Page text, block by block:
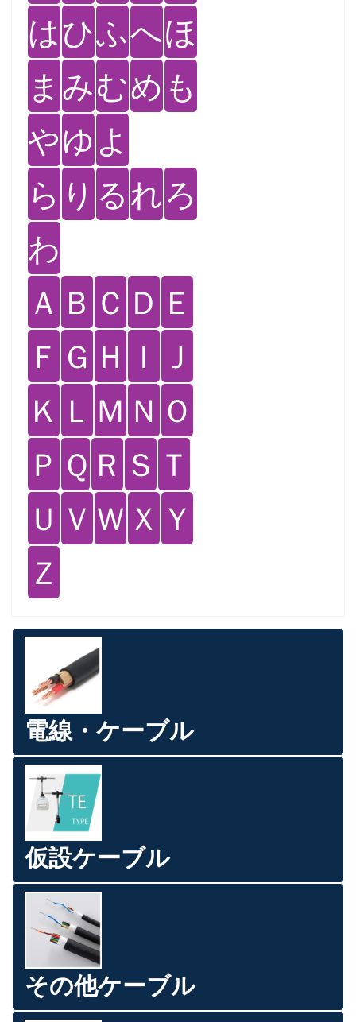
はひふへほ
ま みむめ も
やゆ よ
ら り るれろ
わ
Ａ Ｂ Ｃ Ｄ Ｅ
Ｆ Ｇ Ｈ Ｉ Ｊ
Ｋ Ｌ Ｍ Ｎ Ｏ
Ｐ Ｑ Ｒ Ｓ Ｔ
Ｕ Ｖ Ｗ Ｘ Ｙ
Ｚ
電線・ケーブル
仮設ケーブル
その他ケーブル